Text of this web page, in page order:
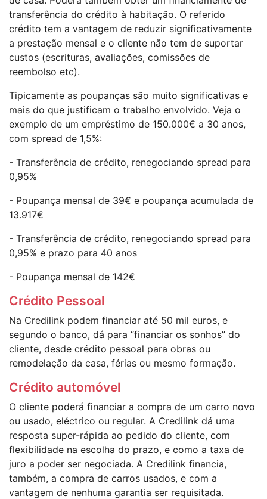
transferência do crédito à habitação. O referido
crédito tem a vantagem de reduzir significativamente
a prestação mensal e o cliente não tem de suportar
custos (escrituras, avaliações, comissões de
reembolso etc).
Tipicamente as poupanças são muito significativas e
mais do que justificam o trabalho envolvido. Veja o
exemplo de um empréstimo de 150.000€ a 30 anos,
com spread de 1,5%:
- Transferência de crédito, renegociando spread para
0,95%
- Poupança mensal de 39€ e poupança acumulada de
13.917€
- Transferência de crédito, renegociando spread para
0,95% e prazo para 40 anos
- Poupança mensal de 142€
Crédito Pessoal
Na Credilink podem financiar até 50 mil euros, e
segundo o banco, dá para “financiar os sonhos” do
cliente, desde crédito pessoal para obras ou
remodelação da casa, férias ou mesmo formação.
Crédito automóvel
O cliente poderá financiar a compra de um carro novo
ou usado, eléctrico ou regular. A Credilink dá uma
resposta super-rápida ao pedido do cliente, com
flexibilidade na escolha do prazo, e como a taxa de
juro a poder ser negociada. A Credilink financia,
também, a compra de carros usados, e com a
vantagem de nenhuma garantia ser requisitada.